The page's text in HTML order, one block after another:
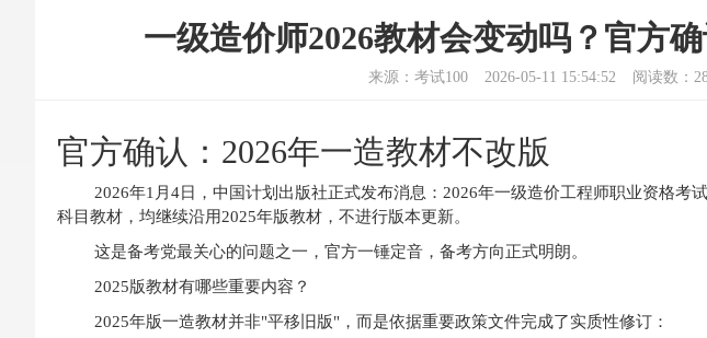
一级造价师2026教材会变动吗？官方
来源：考试100 2026-05-11 15:54:52 阅读数：
官方确认：2026年一造教材不改版
2026年1月4日，中国计划出版社正式发布消息：2026年一级造价工程师职业资格考
科目教材，均继续沿用2025年版教材，不进行版本更新。
这是备考党最关心的问题之一，官方一锤定音，备考方向正式明朗。
2025版教材有哪些重要内容？
2025年版一造教材并非"平移旧版"，而是依据重要政策文件完成了实质性修订：